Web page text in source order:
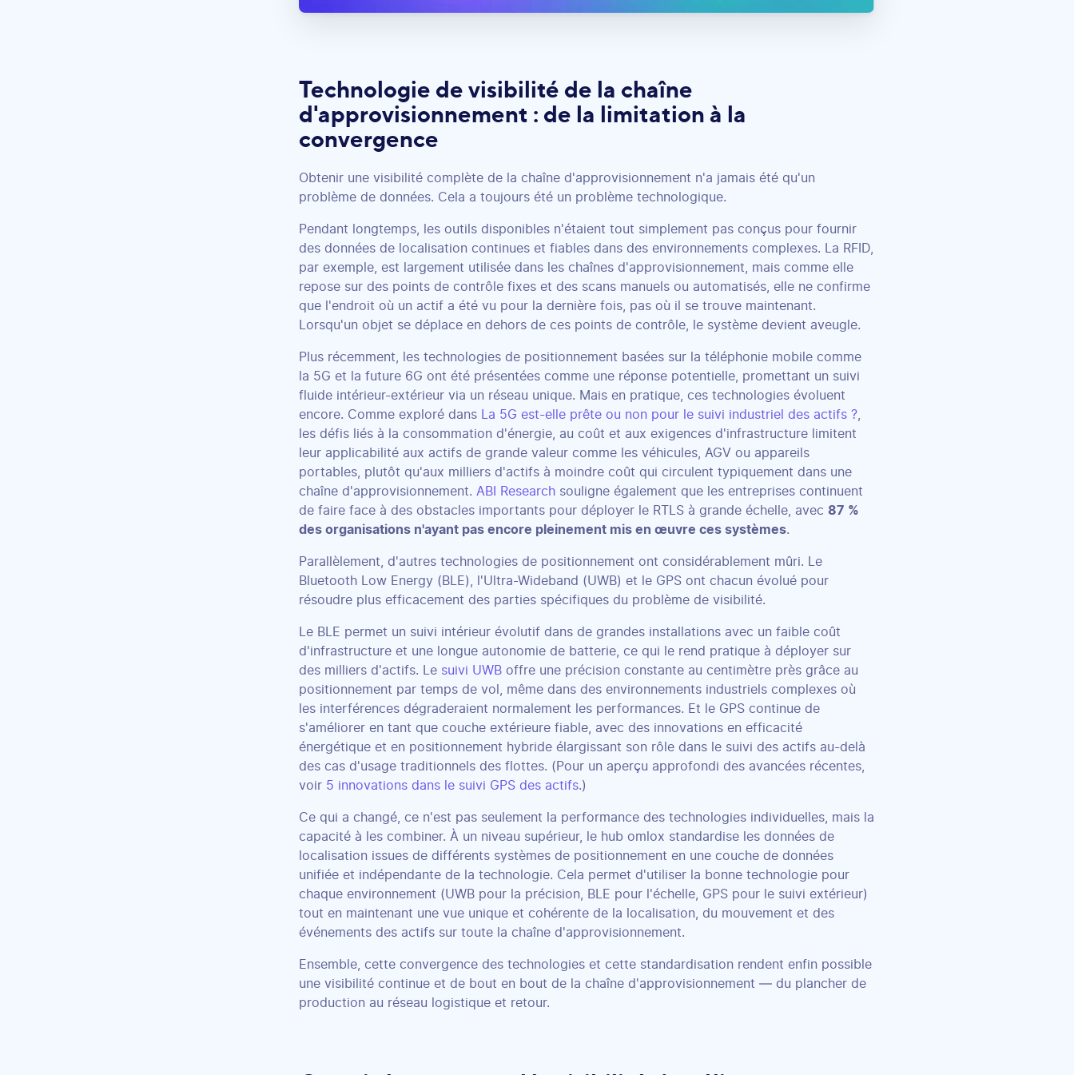
Technologie de visibilité de la chaîne
d'approvisionnement : de la limitation à la
convergence
Obtenir une visibilité complète de la chaîne d'approvisionnement n'a jamais été qu'un
problème de données. Cela a toujours été un problème technologique.
Pendant longtemps, les outils disponibles n'étaient tout simplement pas conçus pour fournir
des données de localisation continues et fiables dans des environnements complexes. La RFID,
par exemple, est largement utilisée dans les chaînes d'approvisionnement, mais comme elle
repose sur des points de contrôle fixes et des scans manuels ou automatisés, elle ne confirme
que l'endroit où un actif a été vu pour la dernière fois, pas où il se trouve maintenant.
Lorsqu'un objet se déplace en dehors de ces points de contrôle, le système devient aveugle.
Plus récemment, les technologies de positionnement basées sur la téléphonie mobile comme
la 5G et la future 6G ont été présentées comme une réponse potentielle, promettant un suivi
fluide intérieur-extérieur via un réseau unique. Mais en pratique, ces technologies évoluent
encore. Comme exploré dans
La 5G est-elle prête ou non pour le suivi industriel des actifs ?
les défis liés à la consommation d'énergie, au coût et aux exigences d'infrastructure limitent
leur applicabilité aux actifs de grande valeur comme les véhicules, AGV ou appareils
portables, plutôt qu'aux milliers d'actifs à moindre coût qui circulent typiquement dans une
chaîne d'approvisionnement. ABI Research souligne également que les entreprises continuent
de faire face à des obstacles importants pour déployer le RTLS à grande échelle, avec87 %
des organisations n'ayant pas encore pleinement mis en œuvre ces systèmes.
Parallèlement, d'autres technologies de positionnement ont considérablement mûri. Le
Bluetooth Low Energy (BLE), l'Ultra-Wideband (UWB) et le GPS ont chacun évolué pour
résoudre plus efficacement des parties spécifiques du problème de visibilité.
Le BLE permet un suivi intérieur évolutif dans de grandes installations avec un faible coût
d'infrastructure et une longue autonomie de batterie, ce qui le rend pratique à déployer sur
des milliers d'actifs. Le suivi UWB offre une précision constante au centimètre près grâce au
positionnement par temps de vol, même dans des environnements industriels complexes où
les interférences dégraderaient normalement les performances. Et le GPS continue de
s'améliorer en tant que couche extérieure fiable, avec des innovations en efficacité
énergétique et en positionnement hybride élargissant son rôle dans le suivi des actifs au-delà
des cas d'usage traditionnels des flottes. (Pour un aperçu approfondi des avancées récentes,
voir 5 innovations dans le suivi GPS des actifs.)
Ce qui a changé, ce n'est pas seulement la performance des technologies individuelles, mais la
capacité à les combiner. À un niveau supérieur, le hub omlox standardise les données de
localisation issues de différents systèmes de positionnement en une couche de données
unifiée et indépendante de la technologie. Cela permet d'utiliser la bonne technologie pour
chaque environnement (UWB pour la précision, BLE pour l'échelle, GPS pour le suivi extérieur)
tout en maintenant une vue unique et cohérente de la localisation, du mouvement et des
événements des actifs sur toute la chaîne d'approvisionnement.
Ensemble, cette convergence des technologies et cette standardisation rendent enfin possible
une visibilité continue et de bout en bout de la chaîne d'approvisionnement — du plancher de
production au réseau logistique et retour.